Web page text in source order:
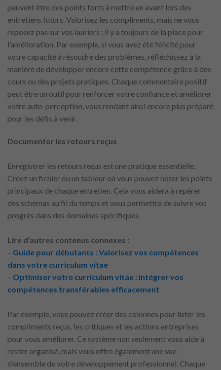
peuvent être des points forts à mettre en avant lors des
entretiens futurs. Valorisez les compliments, mais ne vous
reposez pas sur vos lauriers ; il y a toujours de la place pour
l’amélioration. Par exemple, si vous avez été félicité pour
votre capacité à résoudre des problèmes, réfléchissez à la
manière de développer encore cette compétence grâce à des
cours ou des projets pratiques. Chaque commentaire positif
peut être un outil pour renforcer votre confiance et améliorer
votre auto-perception, vous rendant ainsi encore plus préparé
pour les défis à venir.
Documenter les retours reçus
Enregistrer les retours reçus est une pratique essentielle.
Créez un fichier ou un tableur où vous pouvez noter les points
principaux de chaque entretien. Cela vous aidera à repérer
des schémas au fil du temps et vous permettra de suivre vos
progrès dans des domaines spécifiques.
Lire d’autres contenus connexes :
– Guide pour débutants : Valorisez vos compétences
dans votre curriculum vitae
– Optimiser votre curriculum vitae : intégrer vos
compétences transférables efficacement
Par exemple, vous pouvez créer des colonnes pour lister les
compliments reçus, les critiques et les actions entreprises
pour vous améliorer. Ce système non seulement vous aide à
rester organisé, mais vous offre également une vue
d’ensemble de votre développement professionnel. Chaque